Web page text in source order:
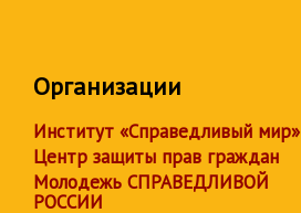
Организации
Институт «Справедливый мир»
Центр защиты прав граждан
Молодежь СПРАВЕДЛИВОЙ
РОССИИ